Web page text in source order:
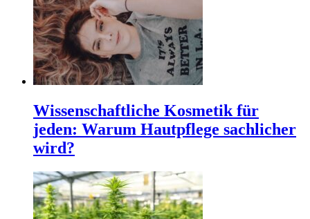
Wissenschaftliche Kosmetik für
jeden: Warum Hautpflege sachlicher
wird?